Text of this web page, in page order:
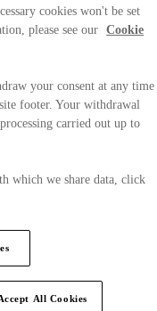
cookies won't be set
please see our
Cookie
your consent at any time
footer. Your withdrawal
carried out up to
which we share data, click
All Cookies